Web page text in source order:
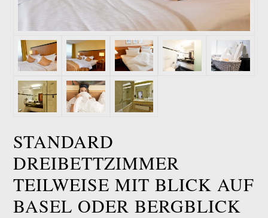
STANDARD
DREIBETTZIMMER
TEILWEISE MIT BLICK AUF
BASEL ODER BERGBLICK